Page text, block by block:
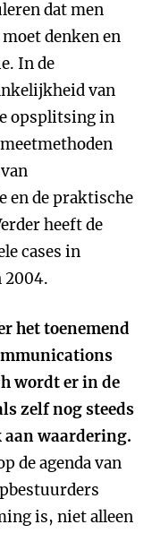
dat men
denken en
In de
van
opsplitsing in
en de praktische
heeft de
cases in
2004.
het toenemend
wordt er in de
zelf nog steeds
waardering.
de agenda van
is, niet alleen